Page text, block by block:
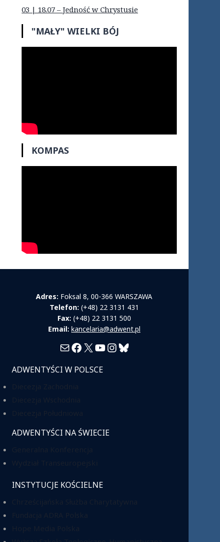
03 | 18.07 – Jedność w Chrystusie
"MAŁY" WIELKI BÓJ
KOMPAS
Adres: Foksal 8, 00-366 WARSZAWA
Telefon: (+48) 22 3131 431
Fax: (+48) 22 3131 500
Email: kancelaria@adwent.pl
MailFacebook
X YouTube
Instagram
Bluesky
ADWENTYŚCI W POLSCE
ADWENTYŚCI NA ŚWIECIE
INSTYTUCJE KOŚCIELNE